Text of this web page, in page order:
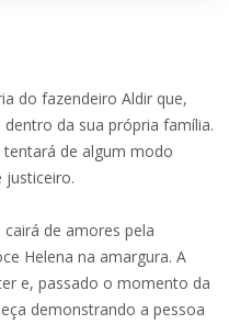
do fazendeiro Aldir que,
da sua própria família.
de algum modo
justiceiro.
de amores pela
Helena na amargura. A
e, passado o momento da
demonstrando a pessoa